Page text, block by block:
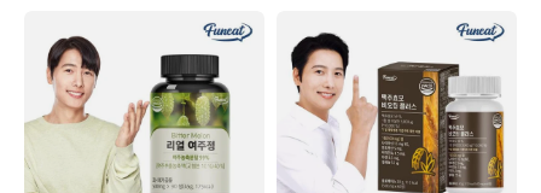
Funeat
Real
Bitter
Melon
Tablets
#90
Funeat
Brewer's
Yeast
Biotin
Plus
#60